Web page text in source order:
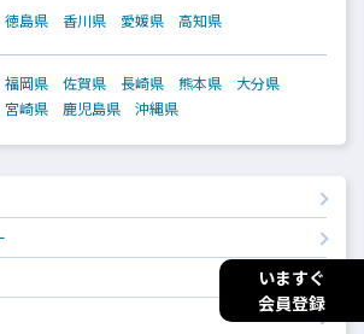
いますぐ
会員登録
徳島県 香川県 愛媛県 高知県
福岡県 佐賀県 長崎県 熊本県
大分県
宮崎県
鹿児島県 沖縄県